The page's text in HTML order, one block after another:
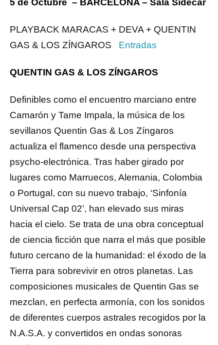
5 de Octubre – BARCELONA – Sala Sidecar
PLAYBACK MARACAS + DEVA + QUENTIN
GAS & LOS ZÍNGAROS Entradas
QUENTIN GAS & LOS ZÍNGAROS
Definibles como el encuentro marciano entre
Camarón y Tame Impala, la música de los
sevillanos Quentin Gas & Los Zíngaros
actualiza el flamenco desde una perspectiva
psycho-electrónica. Tras haber girado por
lugares como Marruecos, Alemania, Colombia
o Portugal, con su nuevo trabajo, ‘Sinfonía
Universal Cap 02’, han elevado sus miras
hacia el cielo. Se trata de una obra conceptual
de ciencia ficción que narra el más que posible
futuro cercano de la humanidad: el éxodo de la
Tierra para sobrevivir en otros planetas. Las
composiciones musicales de Quentin Gas se
mezclan, en perfecta armonía, con los sonidos
de diferentes cuerpos astrales recogidos por la
N.A.S.A. y convertidos en ondas sonoras